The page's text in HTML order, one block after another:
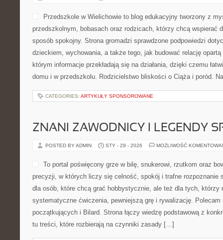
Przedszkole w Wielichowie to blog edukacyjny tworzony z
przedszkolnym, bobasach oraz rodzicach, którzy chcą wspierać
sposób spokojny. Strona gromadzi sprawdzone podpowiedzi
dzieckiem, wychowania, a także tego, jak budować relację
którym informacje przekładają się na działania, dzięki czemu
domu i w przedszkolu. Rodzicielstwo bliskości o Ciąża i poród.
CATEGORIES: ARTYKUŁY SPONSOROWANE
ZNANI ZAWODNICY I LEGENDY
POSTED BY ADMIN STY - 29 - 2026 MOŻLIWOŚĆ
To portal poświęcony grze w bilę, snukerowi, rzutkom oraz
precyzji, w których liczy się celność, spokój i trafne rozpoznanie
dla osób, które chcą grać hobbystycznie, ale też dla tych, którzy
systematyczne ćwiczenia, pewniejszą grę i rywalizację.
początkujących i Bilard. Strona łączy wiedzę podstawową z
tu treści, które rozbierają na czynniki zasady […]